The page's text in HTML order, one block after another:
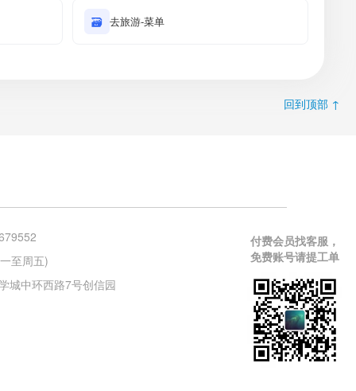
🗃 去旅游-菜单
回到顶部 ↑
至周五)
城中环西路7号创信园
付费会员找客服，
免费账号请提工单